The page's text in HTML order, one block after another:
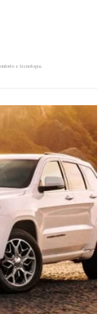
e tecnologia.